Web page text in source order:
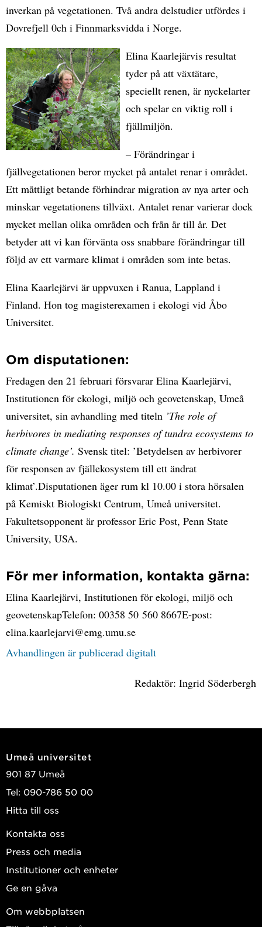
inverkan på vegetationen. Två andra delstudier utfördes i
Dovrefjell 0ch i Finnmarksvidda i Norge.
Elina Kaarlejärvis resultat
tyder på att växtätare,
speciellt renen, är nyckelarter
och spelar en viktig roll i
fjällmiljön.
– Förändringar i
fjällvegetationen beror mycket på antalet renar i området.
Ett måttligt betande förhindrar migration av nya arter och
minskar vegetationens tillväxt. Antalet renar varierar dock
mycket mellan olika områden och från år till år. Det
betyder att vi kan förvänta oss snabbare förändringar till
följd av ett varmare klimat i områden som inte betas.
Elina Kaarlejärvi är uppvuxen i Ranua, Lappland i
Finland. Hon tog magisterexamen i ekologi vid Åbo
Universitet.
Om disputationen:
Fredagen den 21 februari försvarar Elina Kaarlejärvi,
Institutionen för ekologi, miljö och geovetenskap, Umeå
universitet, sin avhandling med titeln ’The role of
herbivores in mediating responses of tundra ecosystems to
climate change’. Svensk titel: ’Betydelsen av herbivorer
för responsen av fjällekosystem till ett ändrat
klimat’.Disputationen äger rum kl 10.00 i stora hörsalen
på Kemiskt Biologiskt Centrum, Umeå universitet.
Fakultetsopponent är professor Eric Post, Penn State
University, USA.
För mer information, kontakta gärna:
Elina Kaarlejärvi, Institutionen för ekologi, miljö och
geovetenskapTelefon: 00358 50 560 8667E-post:
elina.kaarlejarvi@emg.umu.se
Avhandlingen är publicerad digitalt
Redaktör: Ingrid Söderbergh
Umeå universitet
901 87 Umeå
Tel: 090-786 50 00
Hitta till oss
Kontakta oss
Press och media
Institutioner och enheter
Ge en gåva
Om webbplatsen